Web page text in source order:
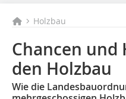
Holzbau
Chancen und
den Holzbau
Wie die